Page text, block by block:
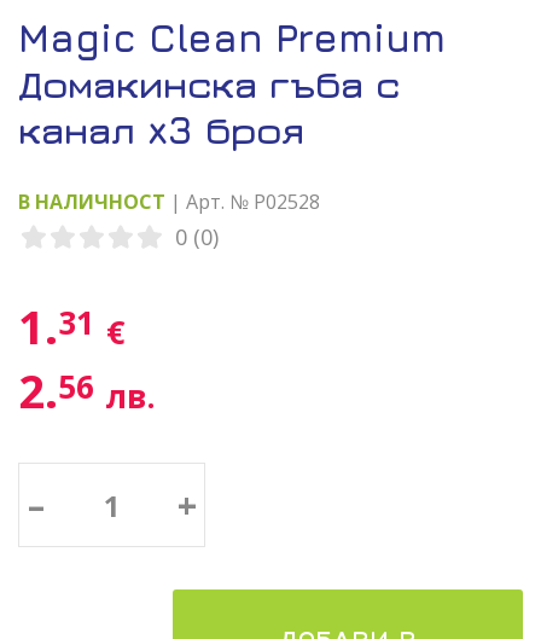
Magic Clean Premium
Домакинска гъба с
канал x3 броя
В НАЛИЧНОСТ | Арт. № P02528
0 (0)
1.31 €
2.56 лв.
– +